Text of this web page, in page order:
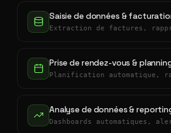
Saisie de données &
Extraction de factures,
Prise de rendez-vous &
Planification automatique,
Analyse de données &
Dashboards automatiques,